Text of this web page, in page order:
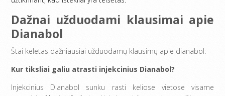
Dažnai užduodami klausimai apie
Dianabol
Štai keletas dažniausiai užduodamų klausimų apie dianabol:
Kur tiksliai galiu atrasti injekcinius Dianabol?
Injekcinius Dianabol sunku rasti keliose vietose visame